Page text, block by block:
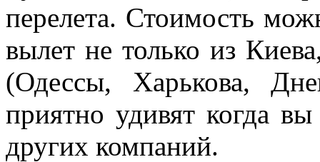
перелета. Стоимость
вылет не только из
(Одессы, Харькова,
приятно удивят когда
других компаний.